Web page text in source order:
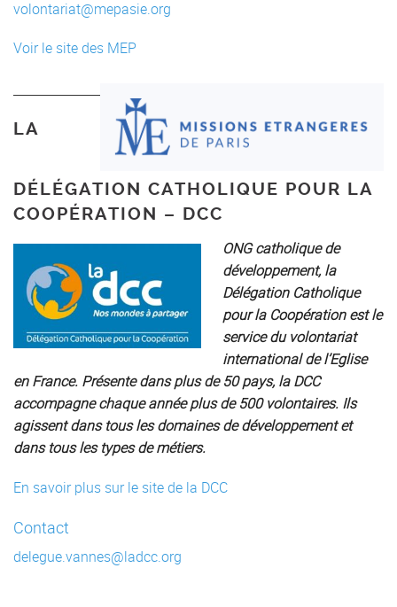
volontariat@mepasie.org
Voir le site des MEP
LA
DÉLÉGATION CATHOLIQUE POUR LA
COOPÉRATION – DCC
ONG catholique de
développement, la
Délégation Catholique
pour la Coopération est le
service du volontariat
international de l’Eglise
en France. Présente dans plus de 50 pays, la DCC
accompagne chaque année plus de 500 volontaires. Ils
agissent dans tous les domaines de développement et
dans tous les types de métiers.
En savoir plus sur le site de la DCC
Contact
delegue.vannes@ladcc.org